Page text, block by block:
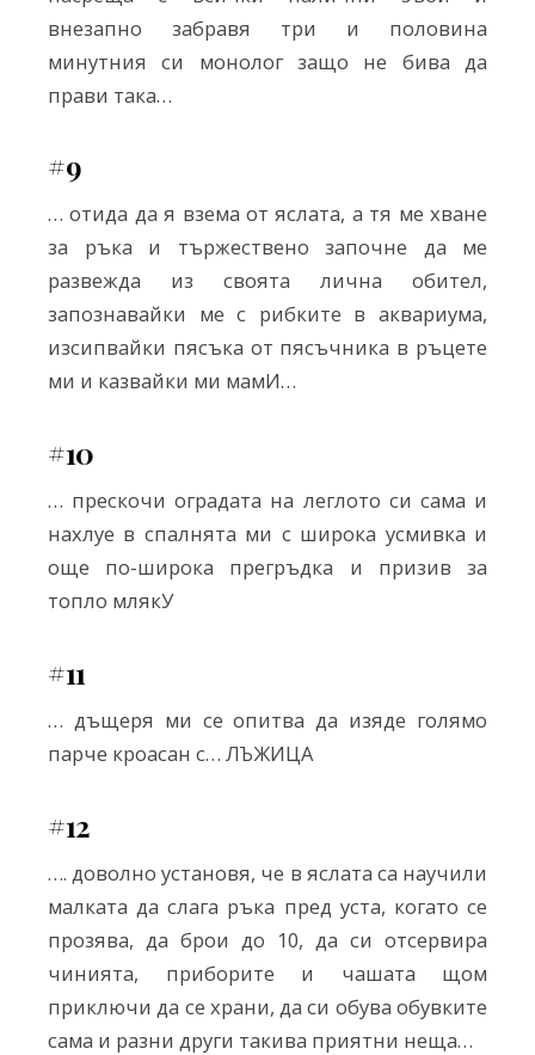
внезапно забравя три и половина
минутния си монолог защо не бива да
прави така…
#9
… отида да я взема от яслата, а тя ме хване
за ръка и тържествено започне да ме
развежда из своята лична обител,
запознавайки ме с рибките в аквариума,
изсипвайки пясъка от пясъчника в ръцете
ми и казвайки ми мамИ…
#10
… прескочи оградата на леглото си сама и
нахлуе в спалнята ми с широка усмивка и
още по-широка прегръдка и призив за
топло млякУ
#11
… дъщеря ми се опитва да изяде голямо
парче кроасан с… ЛЪЖИЦА
#12
…. доволно установя, че в яслата са научили
малката да слага ръка пред уста, когато се
прозява, да брои до 10, да си отсервира
чинията, приборите и чашата щом
приключи да се храни, да си обува обувките
сама и разни други такива приятни неща…